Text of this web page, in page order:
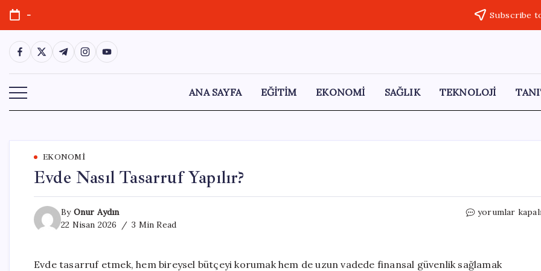
Skip
content
- Subscribe
https://www.facebook.com/
https://twitter.com/
https://t.me/
https://www.instagram.com/
https://youtube.com/
ANA SAYFA EĞİTİM EKONOMİ SAĞLIK TEKNOLOJİ
EKONOMI
Evde Nasıl Tasarruf Yapılır?
By Onur Aydın
22 Nisan 2026
3 Min Read
Evde
için
yorumlar
Evde tasarruf etmek, hem bireysel bütçeyi korumak hem de uzun vadede finansal güvenlik sağlamak